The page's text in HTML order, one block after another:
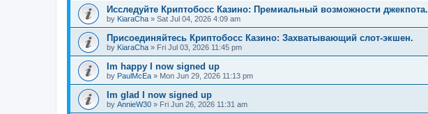
Исследуйте Криптобосс Казино: Премиальный возможности джекпота.
by KiaraCha » Sat Jul 04, 2026 4:09 am
Присоединяйтесь Криптобосс Казино: Захватывающий слот-экшен.
by KiaraCha » Fri Jul 03, 2026 11:45 pm
Im happy I now signed up
by PaulMcEa » Mon Jun 29, 2026 11:13 pm
Im glad I now signed up
by AnnieW30 » Fri Jun 26, 2026 11:31 am